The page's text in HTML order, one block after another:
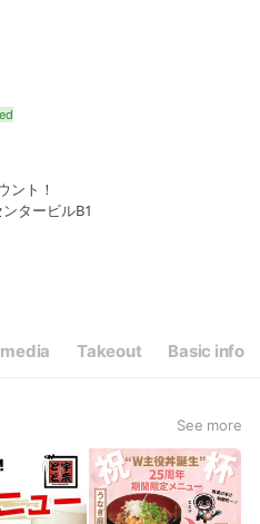
ント！
タービルB1
Takeout Basic info
See more